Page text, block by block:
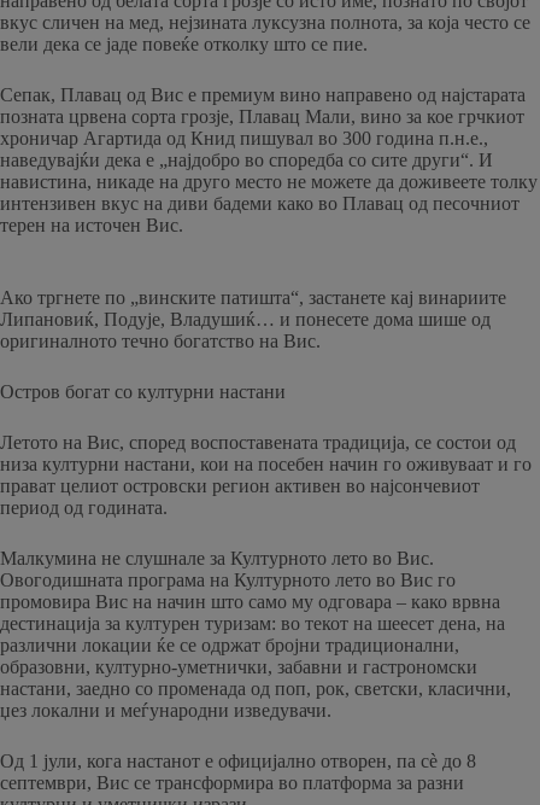
вкус сличен на мед, нејзината луксузна полнота, за која често се
вели дека се јаде повеќе отколку што се пие.
Сепак, Плавац од Вис е премиум вино направено од најстарата
позната црвена сорта грозје, Плавац Мали, вино за кое грчкиот
хроничар Агартида од Книд пишувал во 300 година п.н.е.,
наведувајќи дека е „најдобро во споредба со сите други“. И
навистина, никаде на друго место не можете да доживеете толку
интензивен вкус на диви бадеми како во Плавац од песочниот
терен на источен Вис.
Ако тргнете по „винските патишта“, застанете кај винариите
Липановиќ, Подује, Владушиќ… и понесете дома шише од
оригиналното течно богатство на Вис.
Остров богат со културни настани
Летото на Вис, според воспоставената традиција, се состои од
низа културни настани, кои на посебен начин го оживуваат и го
прават целиот островски регион активен во најсончевиот
период од годината.
Малкумина не слушнале за Културното лето во Вис.
Овогодишната програма на Културното лето во Вис го
промовира Вис на начин што само му одговара – како врвна
дестинација за културен туризам: во текот на шеесет дена, на
различни локации ќе се одржат бројни традиционални,
образовни, културно-уметнички, забавни и гастрономски
настани, заедно со променада од поп, рок, светски, класични,
џез локални и меѓународни изведувачи.
Од 1 јули, кога настанот е официјално отворен, па сè до 8
септември, Вис се трансформира во платформа за разни